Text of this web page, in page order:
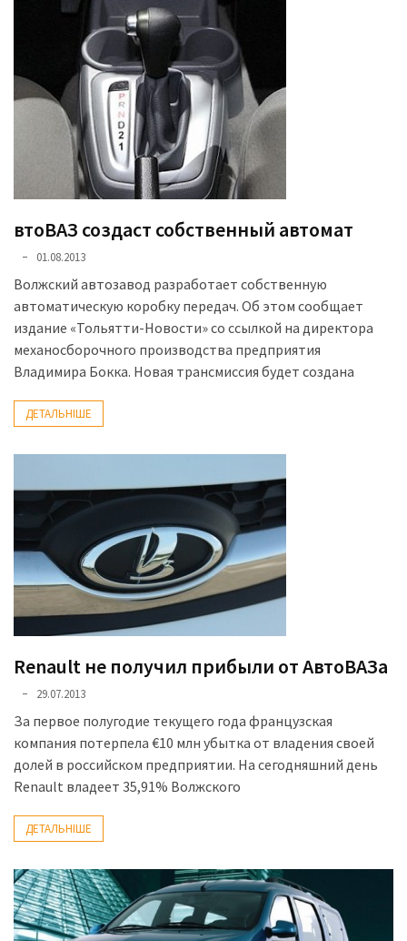
втоВАЗ создаст собственный автомат
01.08.2013
Волжский автозавод разработает собственную
автоматическую коробку передач. Об этом сообщает
издание «Тольятти-Новости» со ссылкой на директора
механосборочного производства предприятия
Владимира Бокка. Новая трансмиссия будет создана
ДЕТАЛЬНІШЕ
Renault не получил прибыли от АвтоВАЗа
29.07.2013
За первое полугодие текущего года французская
компания потерпела €10 млн убытка от владения своей
долей в российском предприятии. На сегодняшний день
Renault владеет 35,91% Волжского
ДЕТАЛЬНІШЕ